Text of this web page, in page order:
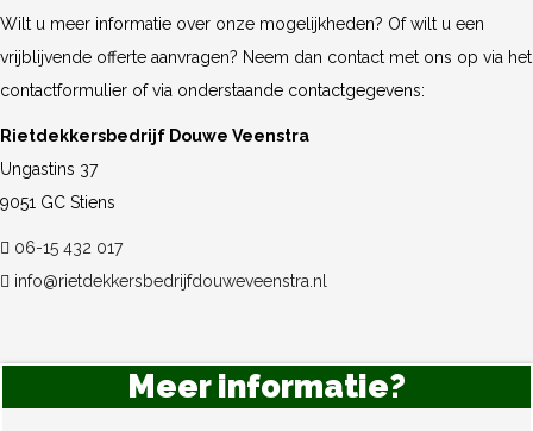
Wilt u meer informatie over onze mogelijkheden? Of wilt u een
vrijblijvende offerte aanvragen? Neem dan contact met ons op via het
contactformulier of via onderstaande contactgegevens:
Rietdekkersbedrijf Douwe Veenstra
Ungastins 37
9051 GC Stiens
06-15 432 017
info@rietdekkersbedrijfdouweveenstra.nl
Meer informatie?